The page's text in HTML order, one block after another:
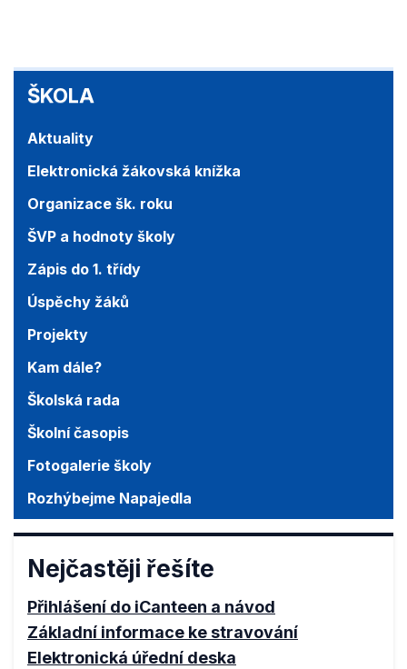
ŠKOLA
ŠKOLA
Aktuality
Elektronická žákovská knížka
Organizace šk. roku
ŠVP a hodnoty školy
Zápis do 1. třídy
Úspěchy žáků
Projekty
Kam dále?
Školská rada
Školní časopis
Fotogalerie školy
Rozhýbejme Napajedla
Nejčastěji řešíte
Přihlášení do iCanteen a návod
Základní informace ke stravování
Elektronická úřední deska